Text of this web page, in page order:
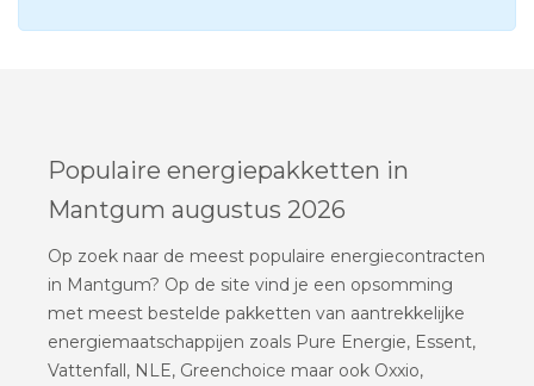
Populaire energiepakketten in
Mantgum augustus 2026
Op zoek naar de meest populaire energiecontracten
in Mantgum? Op de site vind je een opsomming
met meest bestelde pakketten van aantrekkelijke
energiemaatschappijen zoals Pure Energie, Essent,
Vattenfall, NLE, Greenchoice maar ook Oxxio,